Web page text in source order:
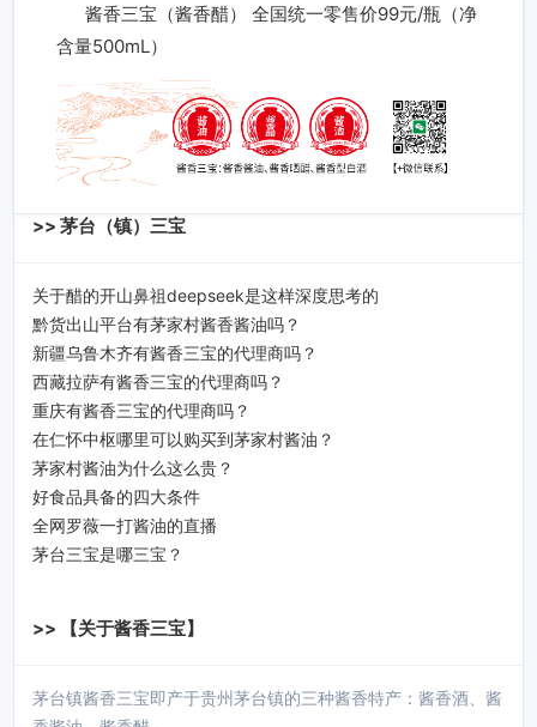
酱香三宝（酱香醋） 全国统一零售价99元/瓶（净
含量500mL）
>> 茅台（镇）三宝
关于醋的开山鼻祖deepseek是这样深度思考的
黔货出山平台有茅家村酱香酱油吗？
新疆乌鲁木齐有酱香三宝的代理商吗？
西藏拉萨有酱香三宝的代理商吗？
重庆有酱香三宝的代理商吗？
在仁怀中枢哪里可以购买到茅家村酱油？
茅家村酱油为什么这么贵？
好食品具备的四大条件
全网罗薇一打酱油的直播
茅台三宝是哪三宝？
>> 【关于酱香三宝】
茅台镇酱香三宝即产于贵州茅台镇的三种酱香特产：酱香酒、酱